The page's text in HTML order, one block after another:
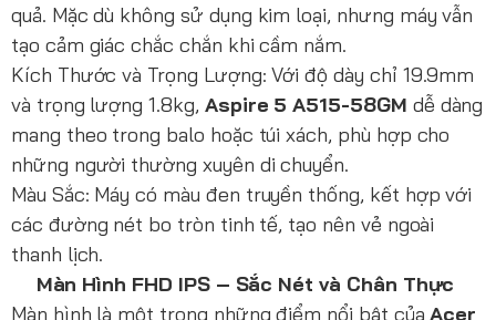
quả. Mặc dù không sử dụng kim loại, nhưng máy vẫn
tạo cảm giác chắc chắn khi cầm nắm.
Kích Thước và Trọng Lượng: Với độ dày chỉ 19.9mm
và trọng lượng 1.8kg, Aspire 5 A515-58GM dễ dàng
mang theo trong balo hoặc túi xách, phù hợp cho
những người thường xuyên di chuyển.
Màu Sắc: Máy có màu đen truyền thống, kết hợp với
các đường nét bo tròn tinh tế, tạo nên vẻ ngoài
thanh lịch.
Màn Hình FHD IPS – Sắc Nét và Chân Thực
Màn hình là một trong những điểm nổi bật củaAcer